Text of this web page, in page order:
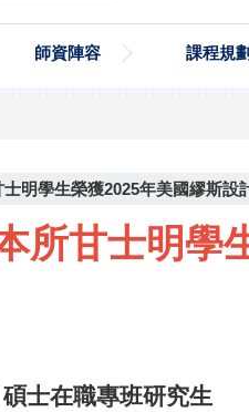
師資陣容 課程規劃
士明學生榮獲2025年美國繆斯
所甘士明學
碩士在職專班研究生